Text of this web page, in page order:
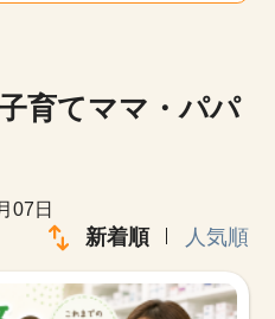
育てママ・パパ
07日
新着順 人気順
中国・四国